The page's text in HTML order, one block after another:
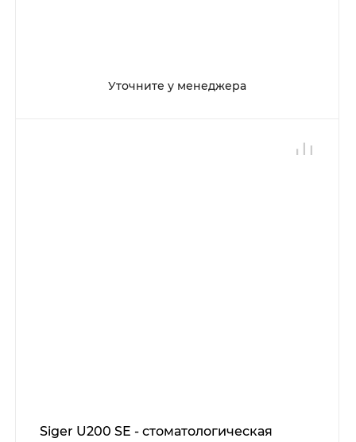
Уточните у менеджера
Siger U200 SE - стоматологическая